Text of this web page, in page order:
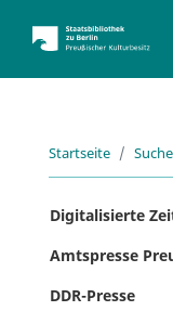
Startseite Suche
Digitalisierte
Amtspresse
DDR-Presse